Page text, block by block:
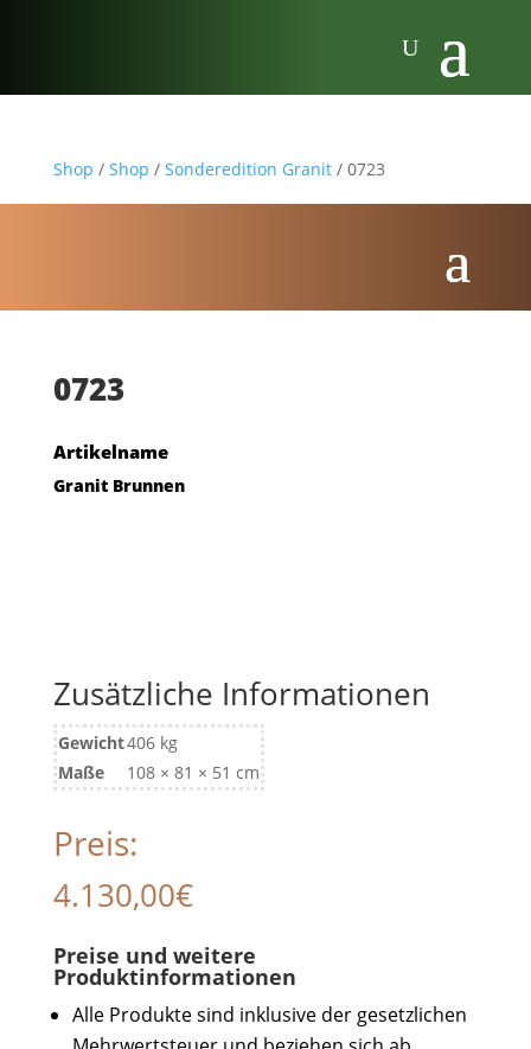
Shop / Shop / Sonderedition Granit/ 0723
0723
Artikelname
Granit Brunnen
Zusätzliche Informationen
Gewicht406 kg
Maße
108 × 81 × 51 cm
Preis:
4.130,00€
Preise und weitere
Produktinformationen
Alle Produkte sind inklusive der gesetzlichen